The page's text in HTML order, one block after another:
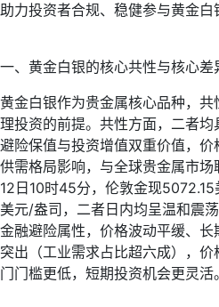
助力投资者合规、稳健参与黄金白
一、黄金白银的核心共性与核心差
黄金白银作为贵金属核心品种，
理投资的前提。共性方面，二者
避险保值与投资增值双重价值，价
供需格局影响，与全球贵金属市
12日10时45分，伦敦金现
美元/盎司，二者日内均呈温和震
金融避险属性，价格波动平缓、
突出（工业需求占比超六成），
门门槛更低，短期投资机会更灵活。